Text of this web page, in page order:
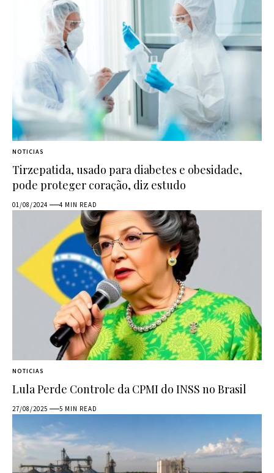
NOTICIAS
Tirzepatida, usado para diabetes e obesidade,
pode proteger coração, diz estudo
01/08/2024 4 MIN READ
NOTICIAS
Lula Perde Controle da CPMI do INSS no Brasil
27/08/2025 5 MIN READ